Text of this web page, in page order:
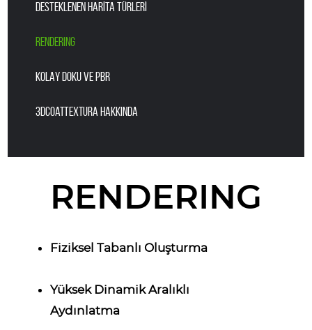
DESTEKLENEN HARİTA TÜRLERİ
RENDERING
KOLAY DOKU VE PBR
3DCoatTextura Hakkında
RENDERING
Fiziksel Tabanlı Oluşturma
Yüksek Dinamik Aralıklı
Aydınlatma